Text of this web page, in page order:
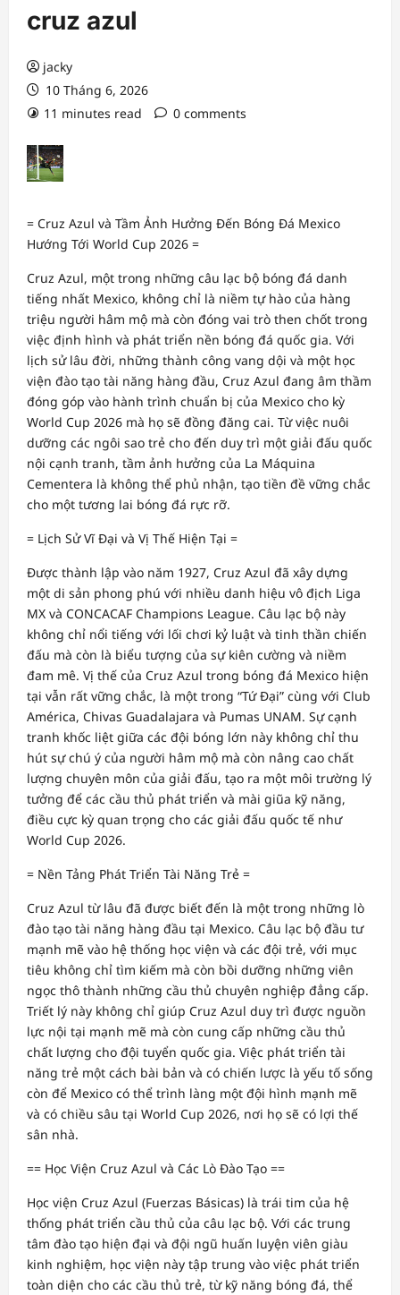
cruz azul
jacky
10 Tháng 6, 2026
11 minutes read
0 comments
= Cruz Azul và Tầm Ảnh Hưởng Đến Bóng Đá Mexico
Hướng Tới World Cup 2026 =
Cruz Azul, một trong những câu lạc bộ bóng đá danh
tiếng nhất Mexico, không chỉ là niềm tự hào của hàng
triệu người hâm mộ mà còn đóng vai trò then chốt trong
việc định hình và phát triển nền bóng đá quốc gia. Với
lịch sử lâu đời, những thành công vang dội và một học
viện đào tạo tài năng hàng đầu, Cruz Azul đang âm thầm
đóng góp vào hành trình chuẩn bị của Mexico cho kỳ
World Cup 2026 mà họ sẽ đồng đăng cai. Từ việc nuôi
dưỡng các ngôi sao trẻ cho đến duy trì một giải đấu quốc
nội cạnh tranh, tầm ảnh hưởng của La Máquina
Cementera là không thể phủ nhận, tạo tiền đề vững chắc
cho một tương lai bóng đá rực rỡ.
= Lịch Sử Vĩ Đại và Vị Thế Hiện Tại =
Được thành lập vào năm 1927, Cruz Azul đã xây dựng
một di sản phong phú với nhiều danh hiệu vô địch Liga
MX và CONCACAF Champions League. Câu lạc bộ này
không chỉ nổi tiếng với lối chơi kỷ luật và tinh thần chiến
đấu mà còn là biểu tượng của sự kiên cường và niềm
đam mê. Vị thế của Cruz Azul trong bóng đá Mexico hiện
tại vẫn rất vững chắc, là một trong “Tứ Đại” cùng với Club
América, Chivas Guadalajara và Pumas UNAM. Sự cạnh
tranh khốc liệt giữa các đội bóng lớn này không chỉ thu
hút sự chú ý của người hâm mộ mà còn nâng cao chất
lượng chuyên môn của giải đấu, tạo ra một môi trường lý
tưởng để các cầu thủ phát triển và mài giũa kỹ năng,
điều cực kỳ quan trọng cho các giải đấu quốc tế như
World Cup 2026.
= Nền Tảng Phát Triển Tài Năng Trẻ =
Cruz Azul từ lâu đã được biết đến là một trong những lò
đào tạo tài năng hàng đầu tại Mexico. Câu lạc bộ đầu tư
mạnh mẽ vào hệ thống học viện và các đội trẻ, với mục
tiêu không chỉ tìm kiếm mà còn bồi dưỡng những viên
ngọc thô thành những cầu thủ chuyên nghiệp đẳng cấp.
Triết lý này không chỉ giúp Cruz Azul duy trì được nguồn
lực nội tại mạnh mẽ mà còn cung cấp những cầu thủ
chất lượng cho đội tuyển quốc gia. Việc phát triển tài
năng trẻ một cách bài bản và có chiến lược là yếu tố sống
còn để Mexico có thể trình làng một đội hình mạnh mẽ
và có chiều sâu tại World Cup 2026, nơi họ sẽ có lợi thế
sân nhà.
== Học Viện Cruz Azul và Các Lò Đào Tạo ==
Học viện Cruz Azul (Fuerzas Básicas) là trái tim của hệ
thống phát triển cầu thủ của câu lạc bộ. Với các trung
tâm đào tạo hiện đại và đội ngũ huấn luyện viên giàu
kinh nghiệm, học viện này tập trung vào việc phát triển
toàn diện cho các cầu thủ trẻ, từ kỹ năng bóng đá, thể